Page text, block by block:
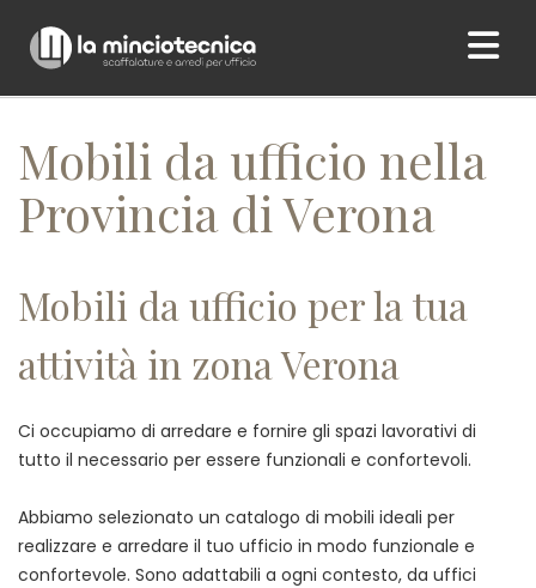
Home/ Mobili da ufficio nella Provincia di Verona
Mobili da ufficio nella
Provincia di Verona
Mobili da ufficio per la tua
attività in zona Verona
Ci occupiamo di arredare e fornire gli spazi lavorativi di
tutto il necessario per essere funzionali e confortevoli.
Abbiamo selezionato un catalogo di mobili ideali per
realizzare e arredare il tuo ufficio in modo funzionale e
confortevole. Sono adattabili a ogni contesto, da uffici